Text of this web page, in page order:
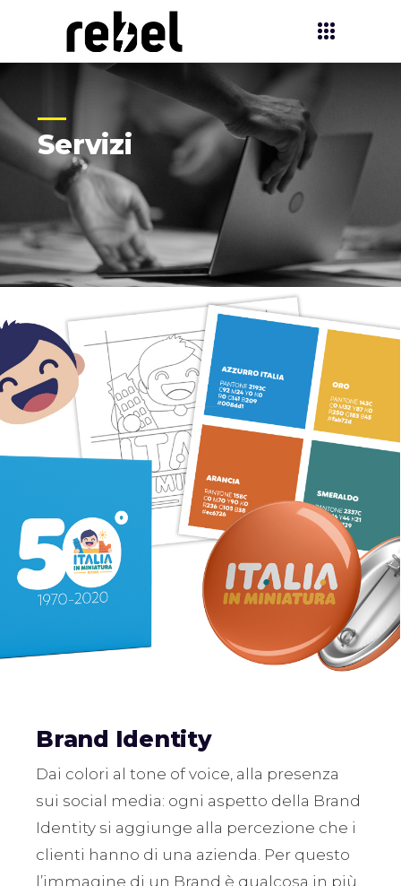
Servizi
Brand Identity
Dai colori al tone of voice, alla presenza
sui social media: ogni aspetto della Brand
Identity si aggiunge alla percezione che i
clienti hanno di una azienda. Per questo
l’immagine di un Brand è qualcosa in più